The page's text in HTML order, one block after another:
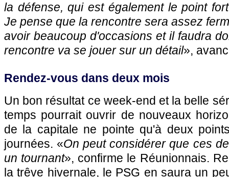
la défense, qui est également le point
Je pense que la rencontre sera assez
avoir beaucoup d'occasions et il faudra
rencontre va se jouer sur un détail»,
Rendez-vous dans deux mois
Un bon résultat ce week-end et la belle
temps pourrait ouvrir de nouveaux
de la capitale ne pointe qu'à deux
journées. «On peut considérer que ces
un tournant», confirme le Réunionnais.
la trêve hivernale, le PSG en saura un